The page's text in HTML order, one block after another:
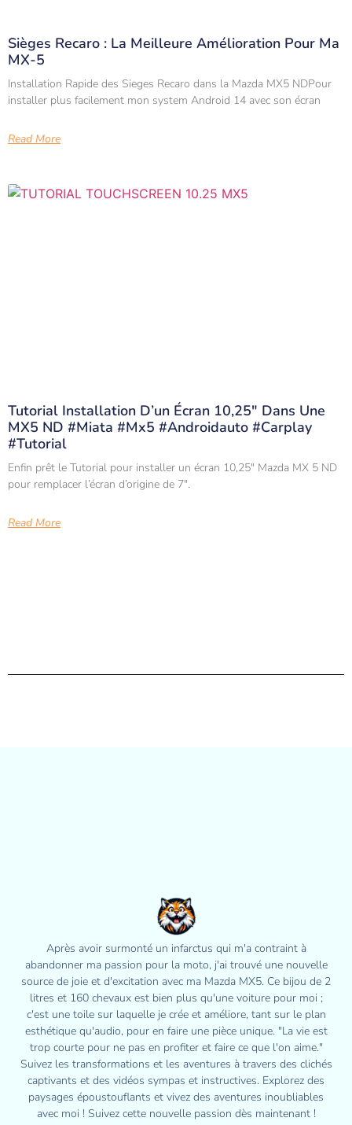
Sièges Recaro : La Meilleure Amélioration Pour Ma
MX-5
Installation Rapide des Sieges Recaro dans la Mazda MX5 NDPour
installer plus facilement mon system Android 14 avec son écran
Read More
Tutorial Installation D’un Écran 10,25″ Dans Une
MX5 ND #miata #mx5 #androidauto #carplay
#tutorial
Enfin prêt le Tutorial pour installer un écran 10,25″ Mazda MX 5 ND
pour remplacer l’écran d’origine de 7″.
Read More
Après avoir surmonté un infarctus qui m'a contraint à
abandonner ma passion pour la moto, j'ai trouvé une nouvelle
source de joie et d'excitation avec ma Mazda MX5. Ce bijou de 2
litres et 160 chevaux est bien plus qu'une voiture pour moi ;
c'est une toile sur laquelle je crée et améliore, tant sur le plan
esthétique qu'audio, pour en faire une pièce unique. "La vie est
trop courte pour ne pas en profiter et faire ce que l'on aime."
Suivez les transformations et les aventures à travers des clichés
captivants et des vidéos sympas et instructives. Explorez des
paysages époustouflants et vivez des aventures inoubliables
avec moi ! Suivez cette nouvelle passion dès maintenant !